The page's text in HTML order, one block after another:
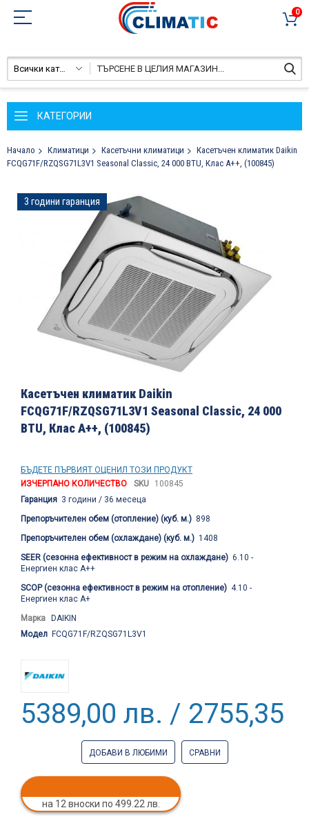
0
Всички категории
КАТЕГОРИИ
Начало Климатици Касетъчни климатици
Касетъчен климатик Daikin
FCQG71F/RZQSG71L3V1 Seasonal Classic, 24 000 BTU, Клас A++, (100845)
Преминете
към
изображенията
3 години гаранция
към
на
галерия
Касетъчен климатик Daikin
FCQG71F/RZQSG71L3V1 Seasonal Classic, 24 000
BTU, Клас A++, (100845)
БЪДЕТЕ ПЪРВИЯТ ОЦЕНИЛ ТОЗИ ПРОДУКТ
ИЗЧЕРПАНО КОЛИЧЕСТВО
SKU
100845
Гаранция 3 години / 36 месеца
Препоръчителен обем (отопление) (куб. м.) 898
Препоръчителен обем (охлаждане) (куб. м.) 1408
SEER (сезонна ефективност в режим на охлаждане) 6.10 -
Енергиен клас A++
SCOP (сезонна ефективност в режим на отопление) 4.10 -
Енергиен клас A+
Марка DAIKIN
Модел FCQG71F/RZQSG71L3V1
5389,00 лв. / 2755,35 €
ДОБАВИ В ЛЮБИМИ СРАВНИ
на 12 вноски по 499.22 лв.